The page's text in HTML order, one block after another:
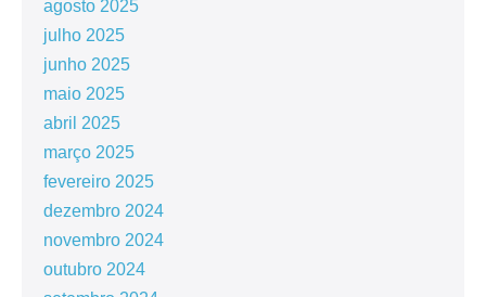
agosto 2025
julho 2025
junho 2025
maio 2025
abril 2025
março 2025
fevereiro 2025
dezembro 2024
novembro 2024
outubro 2024